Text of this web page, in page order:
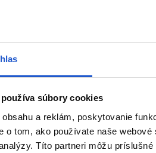
súbory cookies
obsahu a reklám, poskytovanie
o tom, ako používate naše
Títo partneri môžu
kryštálmi